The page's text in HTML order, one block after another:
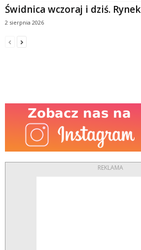
Świdnica wczoraj i dziś. Rynek
2 sierpnia 2026
REKLAMA